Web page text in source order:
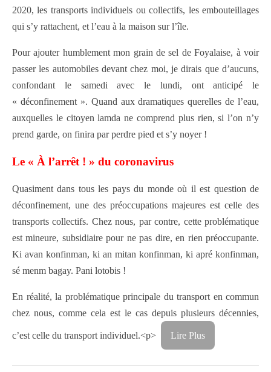
2020,les transports individuels ou collectifs, les embouteillages
qui s’y rattachent, et l’eau à la maison sur l’île.
Pour ajouter humblement mon grain de sel de Foyalaise, à voir
passer les automobiles devant chez moi, je dirais que d’aucuns,
confondant le samedi avec le lundi, ont anticipé le
« déconfinement ». Quand aux dramatiques querelles de l’eau,
auxquelles le citoyen lamda ne comprend plus rien, si l’on n’y
prend garde, on finira par perdre pied et s’y noyer !
Le « À l’arrêt ! » du coronavirus
Quasiment dans tous les pays du monde où il est question de
déconfinement, une des préoccupations majeures est celle des
transports collectifs. Chez nous, par contre, cette problématique
est mineure, subsidiaire pour ne pas dire, en rien préoccupante.
Ki avan konfinman, ki an mitan konfinman, ki apré konfinman,
sé menm bagay. Pani lotobis !
En réalité, la problématique principale du transport en commun
chez nous, comme cela est le cas depuis plusieurs décennies,
c’est celle du transport individuel.<p> Lire Plus